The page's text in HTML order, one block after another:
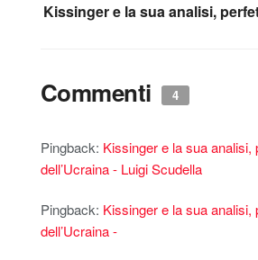
Kissinger e la sua analisi,
Commenti 4
Pingback: Kissinger e la sua analisi,
dell’Ucraina - Luigi Scudella
Pingback: Kissinger e la sua analisi,
dell’Ucraina -